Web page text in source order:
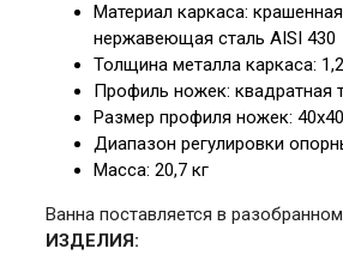
Материал каркаса:
нержавеющая сталь AISI 430
Толщина металла каркаса: 1,2
Профиль ножек: квадратная
Размер профиля ножек: 40
Диапазон регулировки
Масса: 20,7 кг
Ванна поставляется в
ИЗДЕЛИЯ: